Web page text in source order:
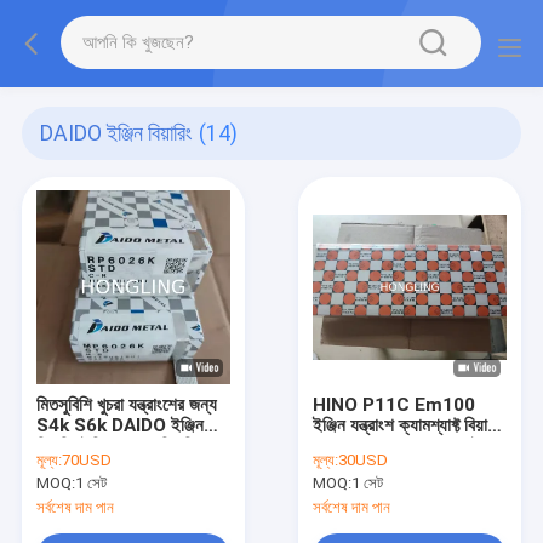
DAIDO ইঞ্জিন বিয়ারিং (14)
মিতসুবিশি খুচরা যন্ত্রাংশের জন্য
S4k S6k DAIDO ইঞ্জিন
মূল্য:70USD
MOQ:1 সেট
সর্বশেষ দাম পান
HINO P11C Em100
ইঞ্জিন যন্ত্রাংশ ক্যামশ্যাফ্ট বিয়ারিং
মূল্য:30USD
MOQ:1 সেট
সর্বশেষ দাম পান